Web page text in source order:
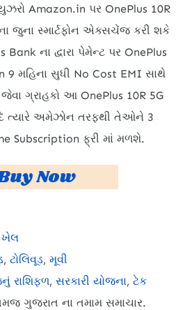
Amazon.in પર OnePlus 10R
જુના સ્માર્ટફોન એક્સચેંજ કરી શકે
ના દ્વારા પેમેન્ટ પર OnePlus
9 મહિના સુધી No Cost EMI સાથે
ગ્રાહકો આ OnePlus 10R 5G
ત્યારે અમેઝોન તરફથી તેઓને 3
Subscription ફ્રી માં મળશે.
Now
ખેલ
, ટોલિવૂડ, મૂવી
રાશિફળ, સરકારી યોજના, ટેક
ગુજરાત ના તમામ સમાચાર.